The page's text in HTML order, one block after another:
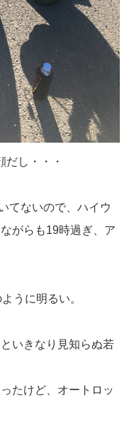
だし・・・
てないので、ハイウ
がらも19時過ぎ、ア
うに明るい。
いきなり見知らぬ若
たけど、オートロッ